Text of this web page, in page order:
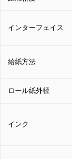
インターフェイス
給紙方法
ロール紙外径
インク